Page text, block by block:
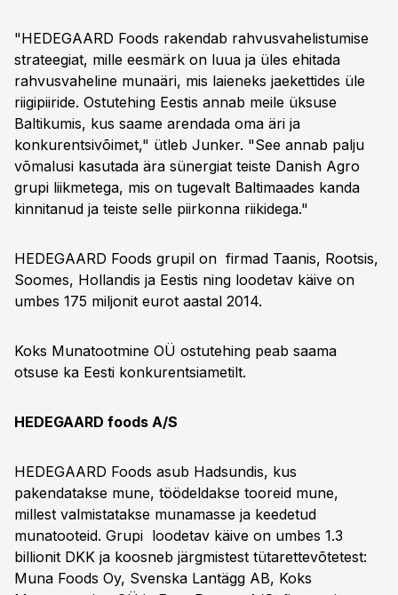
"HEDEGAARD Foods rakendab rahvusvahelistumise
strateegiat, mille eesmärk on luua ja üles ehitada
rahvusvaheline munaäri, mis laieneks jaekettides üle
riigipiiride. Ostutehing Eestis annab meile üksuse
Baltikumis, kus saame arendada oma äri ja
konkurentsivõimet," ütleb Junker. "See annab palju
võmalusi kasutada ära sünergiat teiste Danish Agro
grupi liikmetega, mis on tugevalt Baltimaades kanda
kinnitanud ja teiste selle piirkonna riikidega."
HEDEGAARD Foods grupil on firmad Taanis, Rootsis,
Soomes, Hollandis ja Eestis ning loodetav käive on
umbes 175 miljonit eurot aastal 2014.
Koks Munatootmine OÜ ostutehing peab saama
otsuse ka Eesti konkurentsiametilt.
HEDEGAARD foods A/S
HEDEGAARD Foods asub Hadsundis, kus
pakendatakse mune, töödeldakse tooreid mune,
millest valmistatakse munamasse ja keedetud
munatooteid. Grupi loodetav käive on umbes 1.3
billionit DKK ja koosneb järgmistest tütarettevõtetest:
Muna Foods Oy, Svenska Lantägg AB, Koks